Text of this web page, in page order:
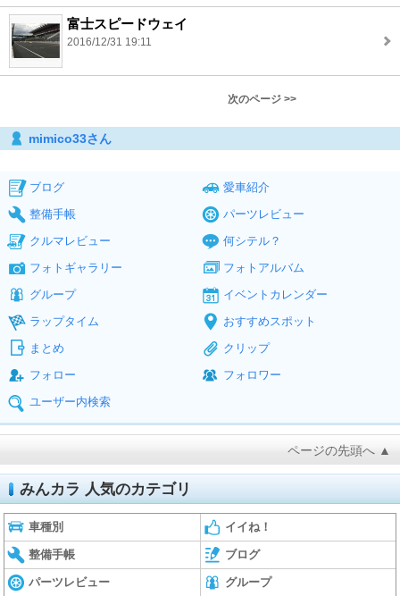
富士スピードウェイ
2016/12/31 19:11
次のページ >>
mimico33さん
ブログ
愛車紹介
整備手帳
パーツレビュー
クルマレビュー
何シテル？
フォトギャラリー
フォトアルバム
グループ
イベントカレンダー
ラップタイム
おすすめスポット
まとめ
クリップ
フォロー
フォロワー
ユーザー内検索
ページの先頭へ ▲
みんカラ 人気のカテゴリ
車種別 イイね！
整備手帳 ブログ
パーツレビュー グループ